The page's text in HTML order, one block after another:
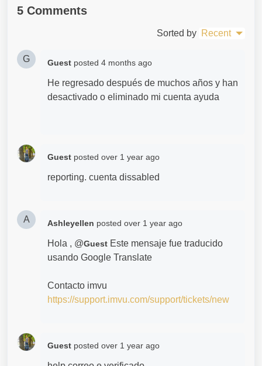
5 Comments
Sorted by Recent
G Guest posted 4 months ago
He regresado después de muchos años y han
desactivado o eliminado mi cuenta ayuda
Guest posted over 1 year ago
reporting. cuenta dissabled
A Ashleyellen posted over 1 year ago
Hola , @Guest Este mensaje fue traducido
usando Google Translate
Contacto imvu
https://support.imvu.com/support/tickets/new
Guest posted over 1 year ago